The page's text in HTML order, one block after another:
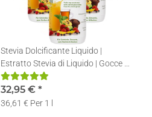
Stevia Dolcificante Liquido |
Estratto Stevia di Liquido | Gocce di
Stevia | 6x150ml
32,95 € *
36,61 € Per 1 l